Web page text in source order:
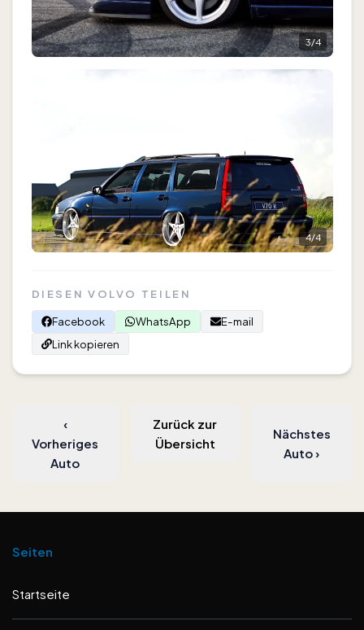
3/4
4/4
DIESEN VOLVO TEILEN
Facebook
WhatsApp
E-mail
Link kopieren
‹
Vorheriges
Auto
Zurück zur
Übersicht
Nächstes
Auto›
Seiten
Startseite